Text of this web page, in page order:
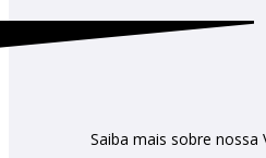
Saiba mais sobre nossa